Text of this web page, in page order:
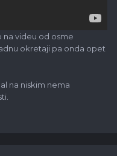
na videu od osme
okretaji pa onda opet
na niskim nema